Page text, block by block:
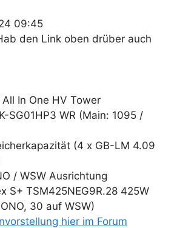
09:45
den Link oben drüber auch
In One HV Tower
SG01HP3 WR (Main: 1095 /
(4 x GB-LM 4.09
/ WSW Ausrichtung
S+ TSM425NEG9R.28 425W
30 auf WSW)
hier im Forum